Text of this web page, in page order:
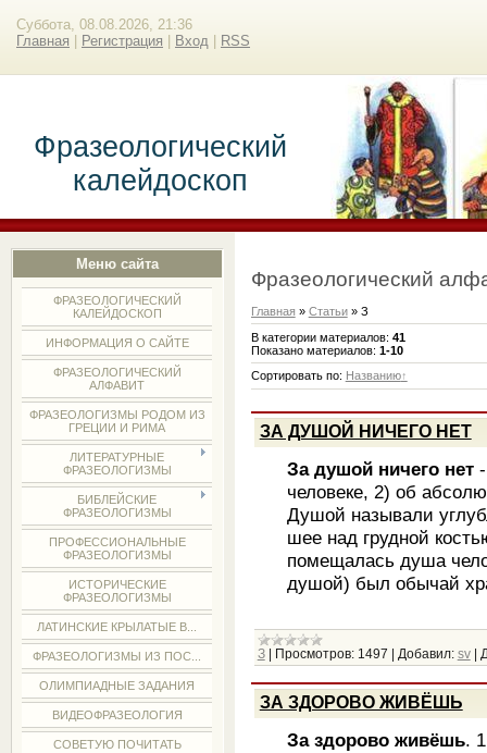
Суббота, 08.08.2026, 21:36
Главная
Регистрация Вход RSS
Фразеологический
калейдоскоп
Меню сайта
ФРАЗЕОЛОГИЧЕСКИЙ
КАЛЕЙДОСКОП
ИНФОРМАЦИЯ О САЙТЕ
ФРАЗЕОЛОГИЧЕСКИЙ
АЛФАВИТ
ФРАЗЕОЛОГИЗМЫ РОДОМ ИЗ
ГРЕЦИИ И РИМА
ЛИТЕРАТУРНЫЕ
ФРАЗЕОЛОГИЗМЫ
БИБЛЕЙСКИЕ
ФРАЗЕОЛОГИЗМЫ
ПРОФЕССИОНАЛЬНЫЕ
ФРАЗЕОЛОГИЗМЫ
ИСТОРИЧЕСКИЕ
ФРАЗЕОЛОГИЗМЫ
ЛАТИНСКИЕ КРЫЛАТЫЕ В...
ФРАЗЕОЛОГИЗМЫ ИЗ ПОС...
ОЛИМПИАДНЫЕ ЗАДАНИЯ
ВИДЕОФРАЗЕОЛОГИЯ
СОВЕТУЮ ПОЧИТАТЬ
Фразеологический
Главная » Статьи» З
В категории материалов: 41
Показано материалов: 1-10
Сортировать по: Названию
ЗА ДУШОЙ НИЧЕГО НЕТ
За душой ничего нет-
человеке, 2) об
Душой называли
шее над грудной
помещалась душа
душой) был обычай
З| Просмотров: 1497 | Добавил: sv|
ЗА ЗДОРОВО ЖИВЁШЬ
За здорово живёшь.